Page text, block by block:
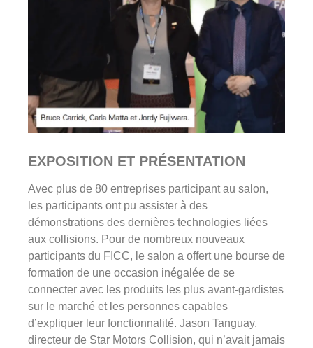
EXPOSITION ET PRÉSENTATION
Avec plus de 80 entreprises participant au salon,
les participants ont pu assister à des
démonstrations des dernières technologies liées
aux collisions. Pour de nombreux nouveaux
participants du FICC, le salon a offert une bourse de
formation de une occasion inégalée de se
connecter avec les produits les plus avant-gardistes
sur le marché et les personnes capables
d’expliquer leur fonctionnalité. Jason Tanguay,
directeur de Star Motors Collision, qui n’avait jamais